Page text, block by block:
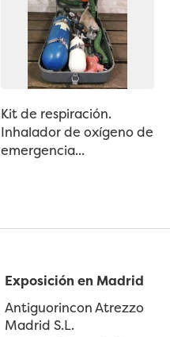
Kit de respiración.
Inhalador de oxígeno de
emergencia...
Exposición en Madrid
Antiguorincon Atrezzo
Madrid S.L.